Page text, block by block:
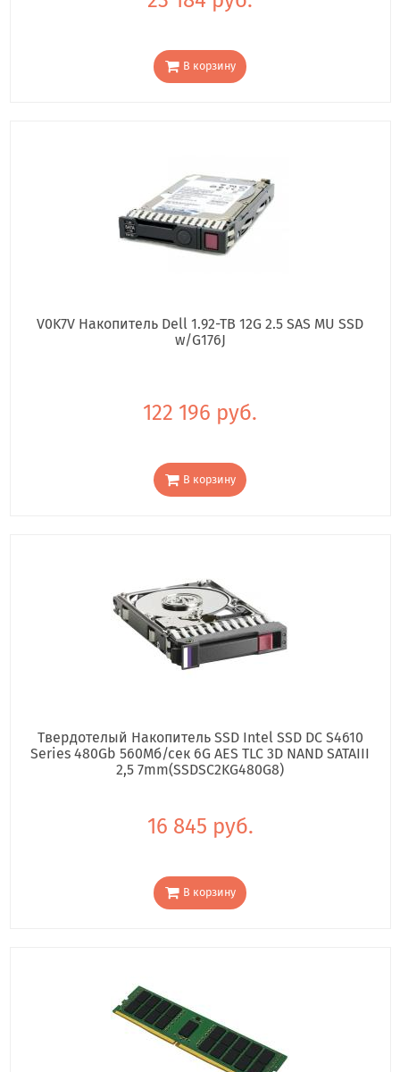
В корзину
V0K7V Накопитель Dell 1.92-TB 12G 2.5 SAS MU SSD
w/G176J
122 196 руб.
В корзину
Твердотелый Накопитель SSD Intel SSD DC S4610
Series 480Gb 560Мб/сек 6G AES TLC 3D NAND SATAIII
2,5 7mm(SSDSC2KG480G8)
16 845 руб.
В корзину